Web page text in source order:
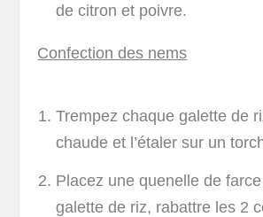
de citron et poivre.
Confection des nems
Trempez chaque galette de
chaude et l’étaler sur un
Placez une quenelle de
galette de riz, rabattre les 2